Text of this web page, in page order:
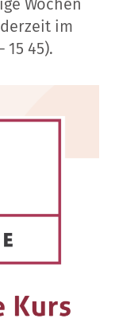
Wochen
im
45).